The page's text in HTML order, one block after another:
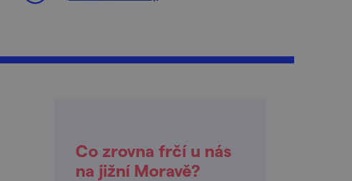
Co zrovna frčí u nás
na jižní Moravě?